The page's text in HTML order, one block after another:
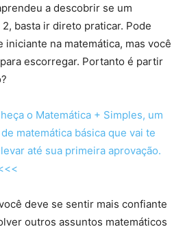
a descobrir se um
basta ir direto praticar. Pode
iniciante na matemática, mas você
escorregar. Portanto é partir
o Matemática + Simples, um
matemática básica que vai te
até sua primeira aprovação.
deve se sentir mais confiante
outros assuntos matemáticos